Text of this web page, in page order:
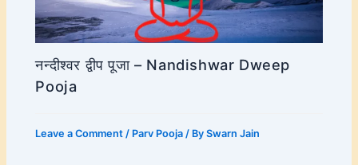
नन्दीश्वर द्वीप पूजा – Nandishwar Dweep
Pooja
Leave a Comment / Parv Pooja / BySwarn Jain